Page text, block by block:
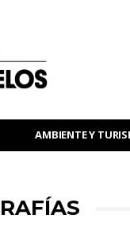
AMBIENTE Y